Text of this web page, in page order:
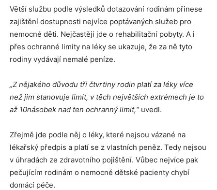
Větší službu podle výsledků dotazování rodinám přinese
zajištění dostupnosti nejvíce poptávaných služeb pro
nemocné děti. Nejčastěji jde o rehabilitační pobyty. A i
přes ochranné limity na léky se ukazuje, že za ně tyto
rodiny vydávají nemalé peníze.
„Z nějakého důvodu tři čtvrtiny rodin platí za léky více
než jim stanovuje limit, v těch největších extrémech je to
až 10násobek nad ten ochranný limit,“ uvedl.
Zřejmě jde podle něj o léky, které nejsou vázané na
lékařský předpis a platí se z vlastních peněz. Tedy nejsou
v úhradách ze zdravotního pojištění. Vůbec nejvíce pak
pečujícím rodinám o nemocné dětské pacienty chybí
domácí péče.